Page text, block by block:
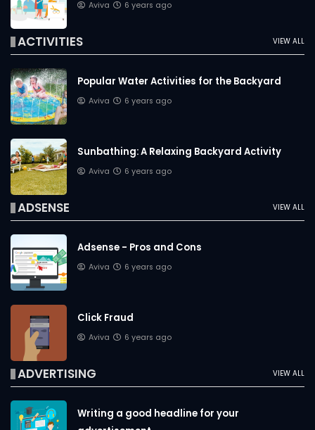
Aviva 6 years ago
VIEW ALL
ACTIVITIES
Popular Water Activities for the Backyard
Aviva 6 years ago
Sunbathing: A Relaxing Backyard Activity
Aviva 6 years ago
VIEW ALL
ADSENSE
Adsense - Pros and Cons
Aviva 6 years ago
Click Fraud
Aviva 6 years ago
VIEW ALL
ADVERTISING
Writing a good headline for your